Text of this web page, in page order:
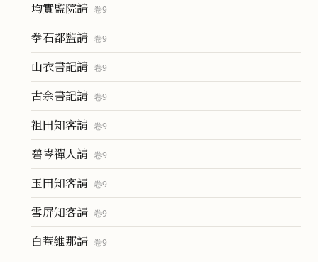
均實監院請 卷9
拳石都監請 卷9
山衣書記請 卷9
古余書記請 卷9
祖田知客請 卷9
碧岑禪人請 卷9
玉田知客請 卷9
雪屏知客請 卷9
白菴維那請 卷9